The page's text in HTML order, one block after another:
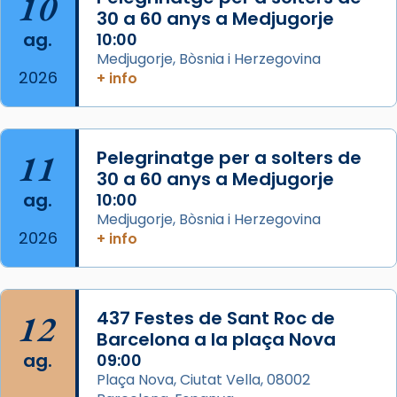
📸 Dr. G. Simón
Photo
2 weeks ago
Memòria de les santes Juliana i
Semproniana, verges i màrtirs.
Acompanyant la història de sant Cugat, a
partir de l’Edat Mitjana sorgeix la tradició
que les santes Juliana (“relatiu a Júlia”) i
Semproniana (“relatiu a Semprònia =
eterna”) són deixebles seves. I l’any 1667, el
frare Joan Gaspar Roig, afirma en una obra
que les santes són filles de l’antiga Iluro.
ag.
2026
30 a 60 anys a Medjugorje
10:00
Medjugorje, Bòsnia i Herzegovina
+ info
11
ag.
2026
Pelegrinatge per a solters de
30 a 60 anys a Medjugorje
10:00
Medjugorje, Bòsnia i Herzegovina
+ info
12
ag.
437 Festes de Sant Roc de
Barcelona a la plaça Nova
09:00
Plaça Nova, Ciutat Vella, 08002